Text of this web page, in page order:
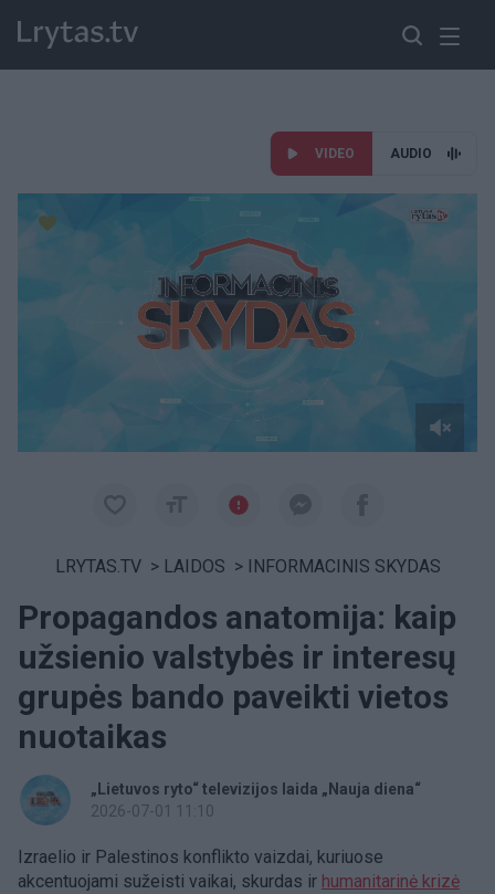
VIDEO AUDIO
LRYTAS.TV > LAIDOS > INFORMACINIS SKYDAS
Propagandos anatomija: kaip
užsienio valstybės ir interesų
grupės bando paveikti vietos
nuotaikas
„Lietuvos ryto“ televizijos laida „Nauja diena“
2026-07-01 11:10
Izraelio ir Palestinos konflikto vaizdai, kuriuose
akcentuojami sužeisti vaikai, skurdas ir humanitarinė krizė